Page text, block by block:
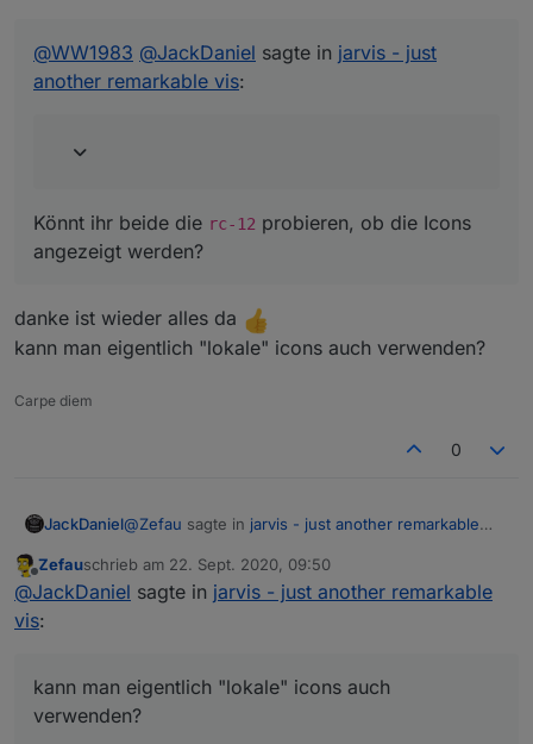
angezeigt werden?
@WW1983 @JackDaniel sagte in jarvis - just
another remarkable vis:
Könnt ihr beide die rc-12 probieren, ob die Icons
angezeigt werden?
danke ist wieder alles da
kann man eigentlich "lokale" icons auch verwenden?
Carpe diem
0
JackDaniel@Zefau sagte in jarvis - just another remarkable
@WW1983 @JackDanielsagte in jarvis - just
jetzt sind bei mir die icons weg
verwenden?
Offline
Zefauschrieb am 22. Sept. 2020, 09:50
zuletzt editiert von
@JackDaniel sagte in jarvis - just another remarkable
vis:
kann man eigentlich "lokale" icons auch
verwenden?